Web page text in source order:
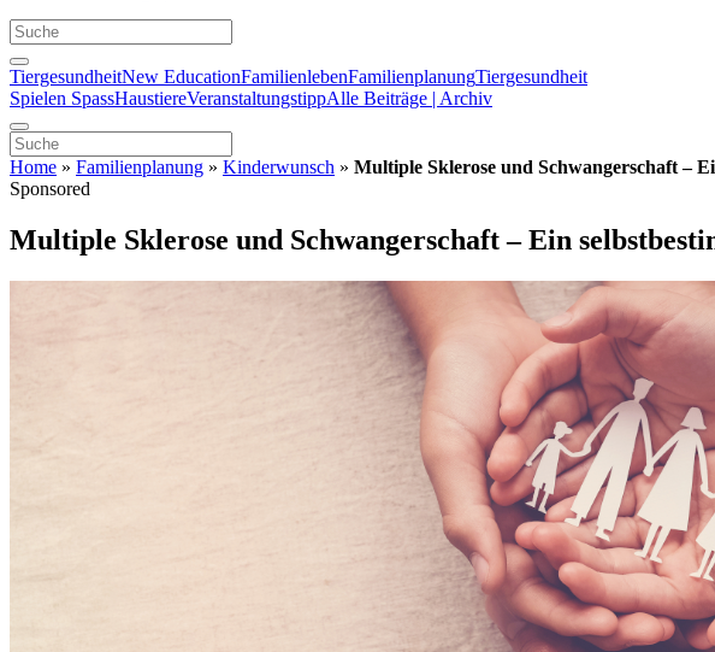
TiergesundheitNew EducationFamilienlebenFamilienplanungTiergesundheit
Spielen SpassHaustiereVeranstaltungstippAlle Beiträge | Archiv
Home » Familienplanung » Kinderwunsch » Multiple Sklerose und Schwangerschaft –
Sponsored
Multiple Sklerose und Schwangerschaft – Ein